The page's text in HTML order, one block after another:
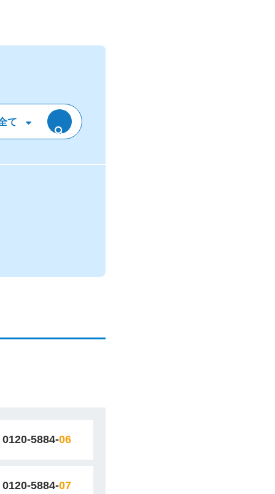
0120-5884-06
0120-5884-07